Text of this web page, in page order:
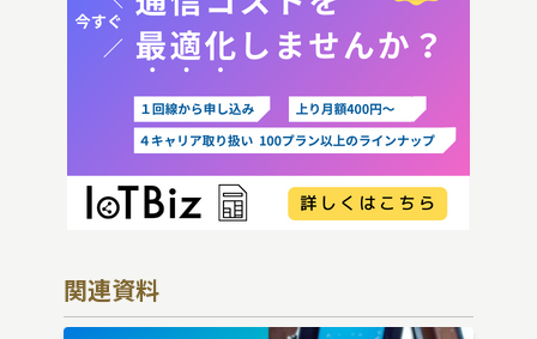
関連資料